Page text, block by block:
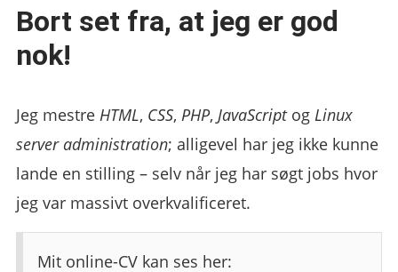
Bort set fra, at jeg er god
nok!
Jeg mestre HTML, CSS, PHP, JavaScriptog Linux
server administration; alligevel har jeg ikke kunne
lande en stilling – selv når jeg har søgt jobs hvor
jeg var massivt overkvalificeret.
Mit online-CV kan ses her: